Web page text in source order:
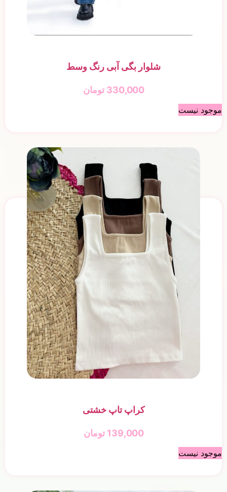
شلوار بگی آبی رنگ وسط
330,000 تومان
موجود نیست
کراپ تاپ خشتی
139,000 تومان
موجود نیست